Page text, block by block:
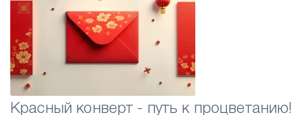
Красный конверт - путь к процветанию!